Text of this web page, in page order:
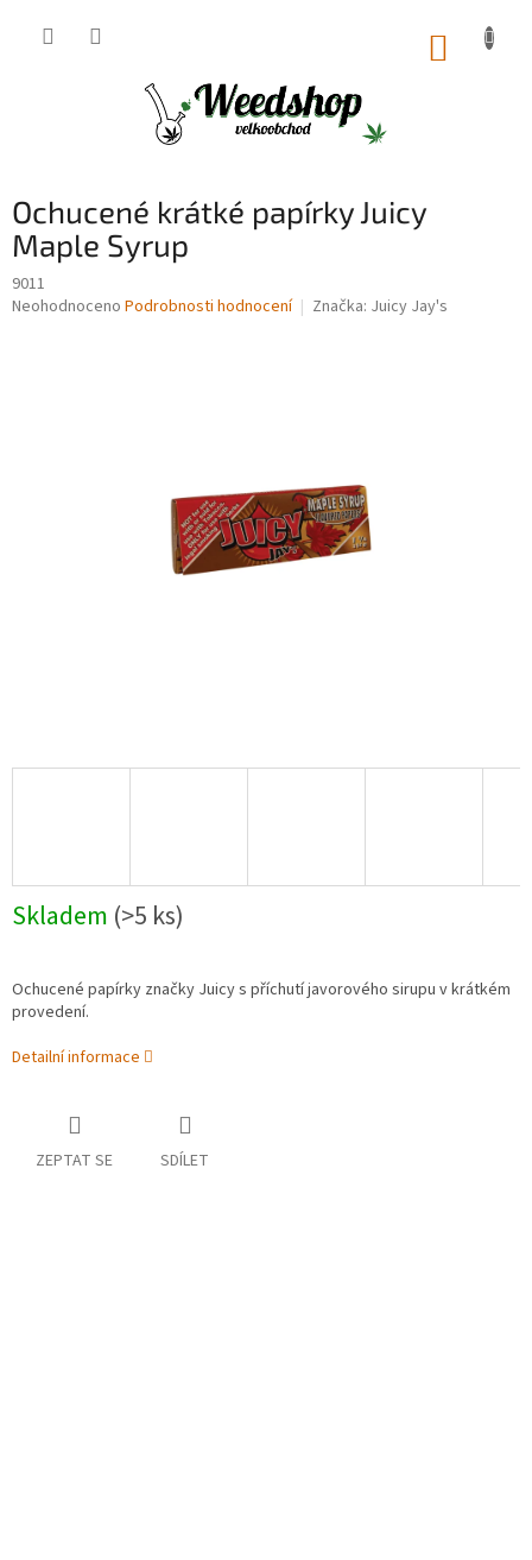
Ochucené krátké papírky Juicy
Maple Syrup
9011
Průměrné
Neohodnoceno Podrobnosti hodnocení Značka: Juicy Jay's
Skladem (>5 ks)
Ochucené papírky značky Juicy s příchutí javorového sirupu v krátkém
provedení.
Detailní informace
ZEPTAT SE SDÍLET